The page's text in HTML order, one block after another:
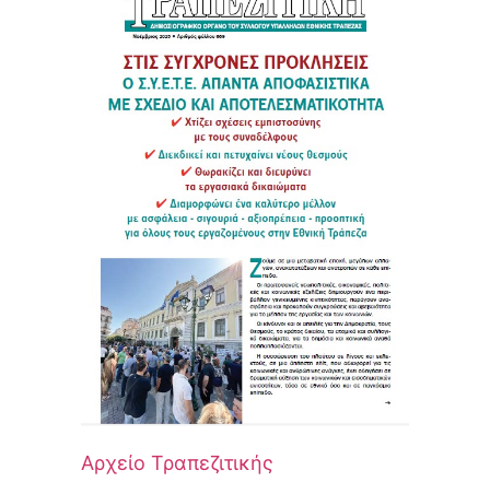
Αρχείο Τραπεζιτικής